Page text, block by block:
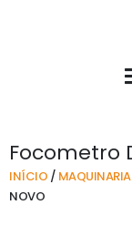
Focometro
INÍCIO / MAQUINARIA
NOVO